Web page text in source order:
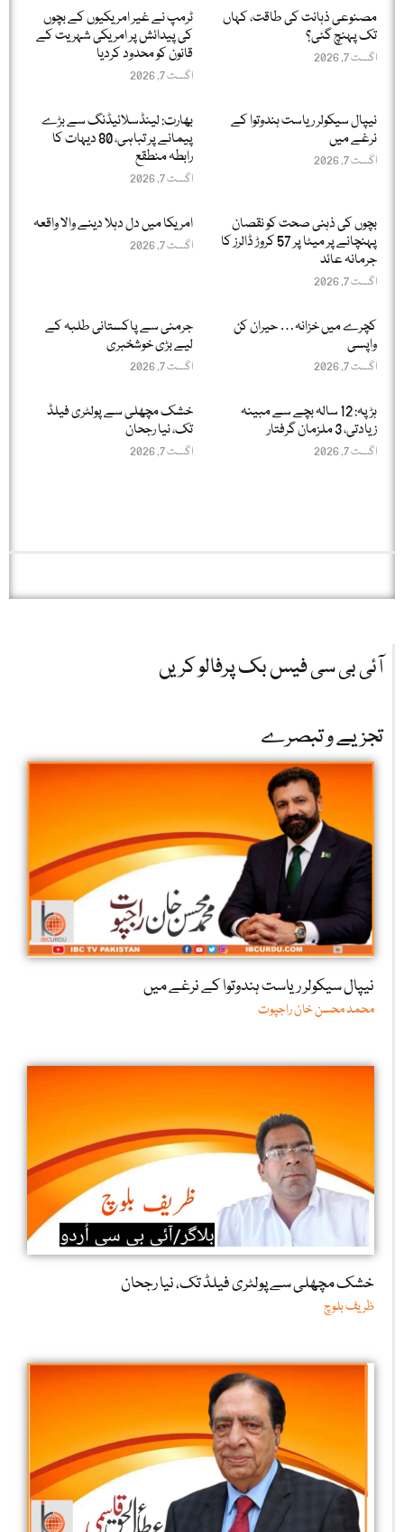
مصنوعی ذہانت کی طاقت، کہاں
تک پہنچ گئی؟
اگست 7, 2026
ٹرمپ نے غیر امریکیوں کے بچوں
کی پیدائش پر امریکی شہریت کے
قانون کو محدود کردیا
اگست 7, 2026
نیپال سیکولر ریاست ہندوتوا کے
نرغے میں
اگست 7, 2026
بھارت: لینڈسلائیڈنگ سے بڑے
پیمانے پر تباہی، 80 دیہات کا
رابطہ منطقع
اگست 7, 2026
بچوں کی ذہنی صحت کو نقصان
پہنچانے پر میٹا پر 57 کروڑ ڈالرز کا
جرمانہ عائد
اگست 7, 2026
امریکا میں دل دہلا دینے والا واقعہ
اگست 7, 2026
کچرے میں خزانہ… حیران کن
واپسی
اگست 7, 2026
جرمنی سے پاکستانی طلبہ کے
لیے بڑی خوشخبری
اگست 7, 2026
ہڑپہ: 12 سالہ بچے سے مبینہ
زیادتی، 3 ملزمان گرفتار
اگست 7, 2026
خشک مچھلی سے پولٹری فیلڈ
تک، نیا رجحان
اگست 7, 2026
آئی بی سی فیس بک پرفالو کریں
تجزیے و تبصرے
نیپال سیکولر ریاست ہندوتوا کے نرغے میں
محمد محسن خان راجپوت
خشک مچھلی سے پولٹری فیلڈ تک، نیا رجحان
ظریف بلوچ